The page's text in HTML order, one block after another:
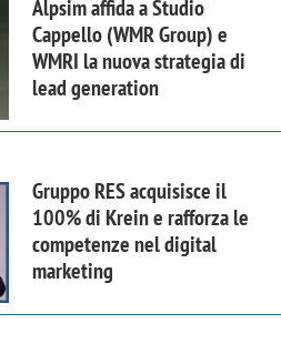
Alpsim affida a Studio
Cappello (WMR Group) e
WMRI la nuova strategia di
lead generation
Gruppo RES acquisisce il
100% di Krein e rafforza le
competenze nel digital
marketing